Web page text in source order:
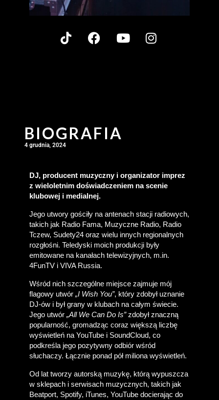
BIOGRAFIA
4 grudnia, 2024
DJ, producent muzyczny i organizator imprez
z wieloletnim doświadczeniem na scenie
klubowej i medialnej.
Jego utwory gościły na antenach stacji radiowych,
takich jak Radio Fama, Muzyczne Radio, Radio
Tczew, Sudety24 oraz wielu innych regionalnych
rozgłośni. Teledyski moich produkcji były
emitowane na kanałach telewizyjnych, m.in.
4FunTV i VIVA Russia.
Wśród nich szczególne miejsce zajmuje mój
flagowy utwór „I Wish You”, który zdobył uznanie
DJ-ów i był grany w klubach na całym świecie.
Jego utwór „All We Can Do Is” zdobył znaczną
popularność, gromadząc coraz większą liczbę
wyświetleń na YouTube i SoundCloud, co
podkreśla jego pozytywny odbiór wśród
słuchaczy. Łącznie ponad pół miliona wyświetleń.
Od lat tworzy autorską muzykę, którą wypuszcza
w sklepach i serwisach muzycznych, takich jak
Beatport, Spotify, iTunes, YouTube docierając do